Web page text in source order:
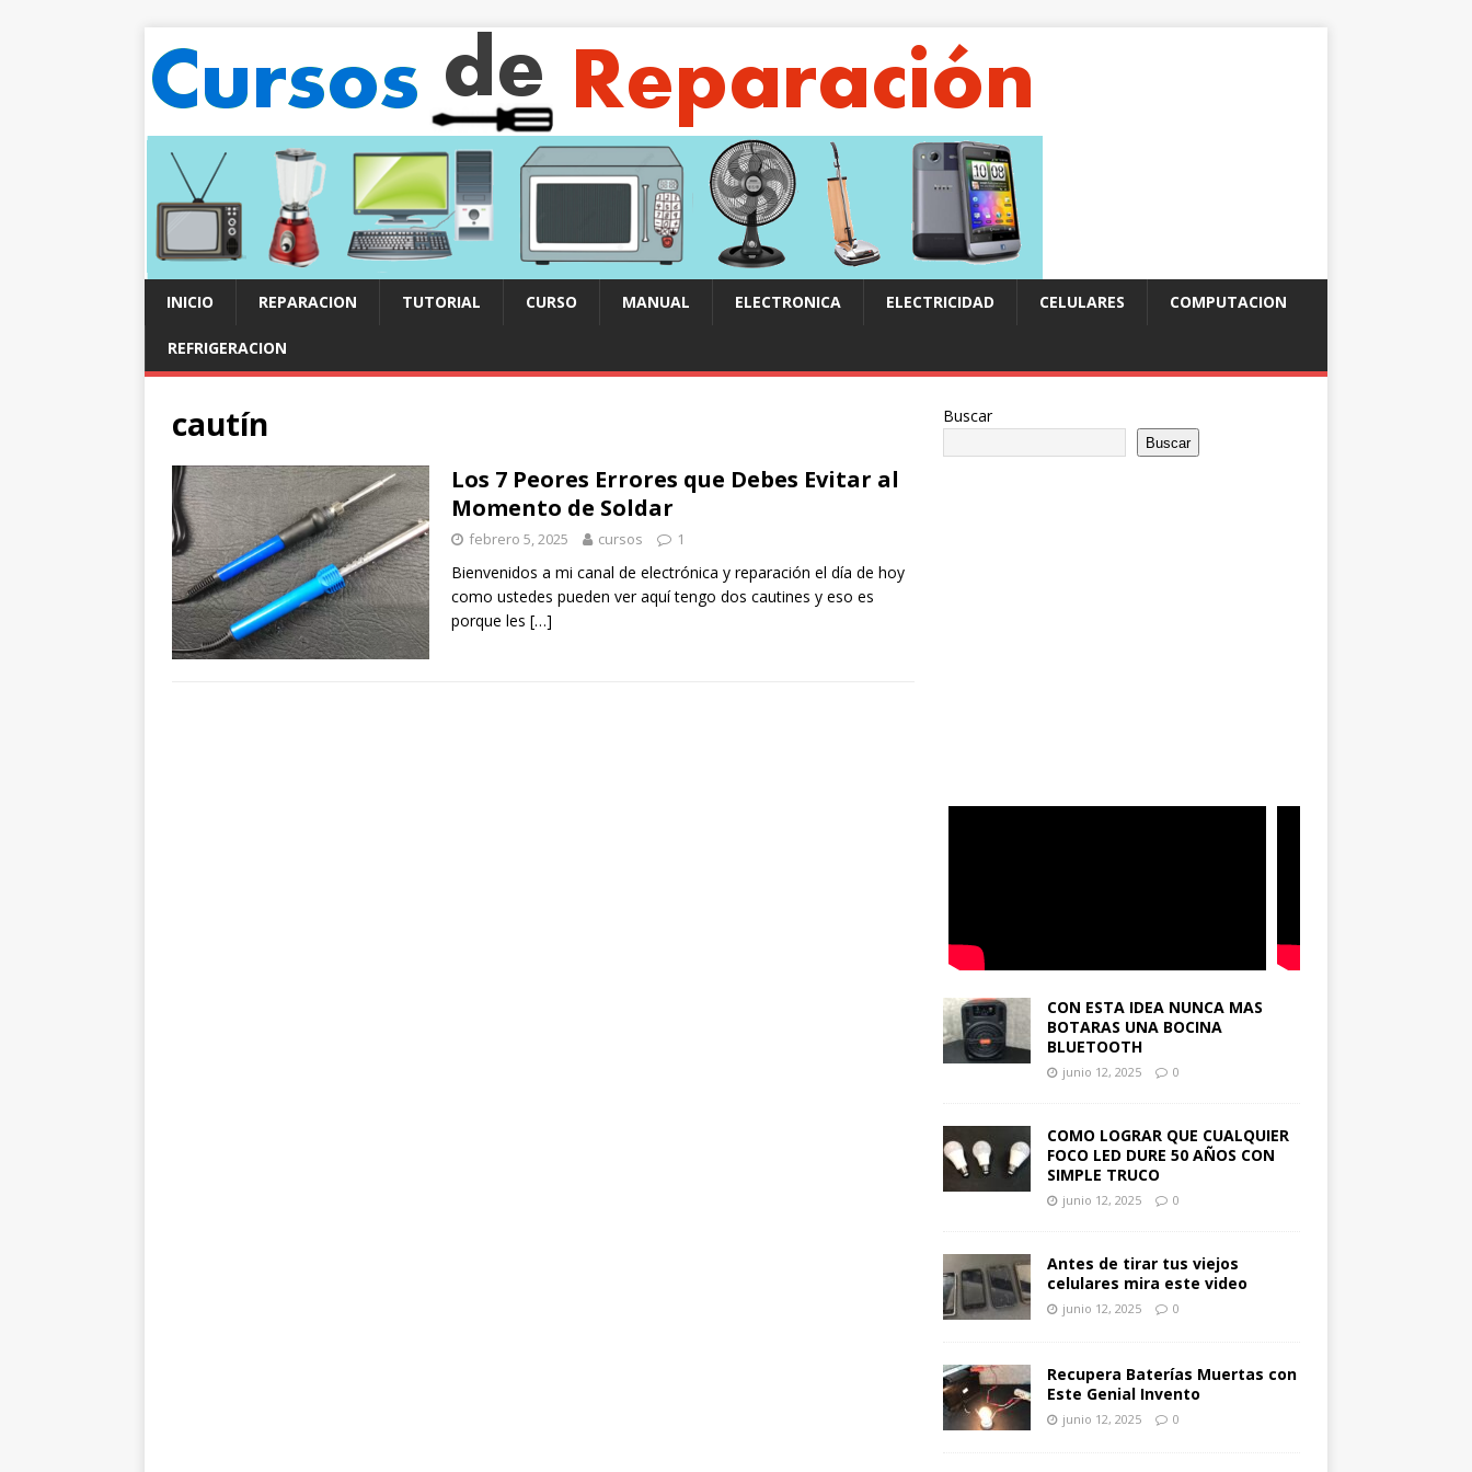
INICIO REPARACION TUTORIAL CURSO MANUAL ELECTRONICA ELECTRICIDAD CELULARES COMPUTACION
REFRIGERACION
cautín
Los 7 Peores Errores que Debes Evitar al
Momento de Soldar
febrero 5, 2025 cursos 1
Bienvenidos a mi canal de electrónica y reparación el día de hoy
como ustedes pueden ver aquí tengo dos cautines y eso es
porque les […]
Buscar
Buscar
CON ESTA IDEA NUNCA MAS
BOTARAS UNA BOCINA
BLUETOOTH
junio 12, 2025 0
COMO LOGRAR QUE CUALQUIER
FOCO LED DURE 50 AÑOS CON
SIMPLE TRUCO
junio 12, 2025 0
Antes de tirar tus viejos
celulares mira este video
junio 12, 2025 0
Recupera Baterías Muertas con
Este Genial Invento
junio 12, 2025 0